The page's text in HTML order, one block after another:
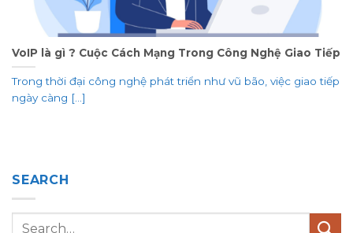
VoIP là gì ? Cuộc Cách Mạng Trong Công Nghệ Giao Tiếp
Trong thời đại công nghệ phát triển như vũ bão, việc giao tiếp
ngày càng [...]
SEARCH